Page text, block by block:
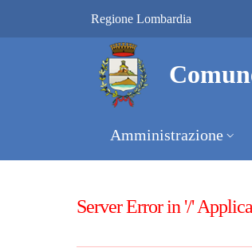
Comune di Monte Isola
Regione Lombardia
Amministrazione
Server Error in '/'